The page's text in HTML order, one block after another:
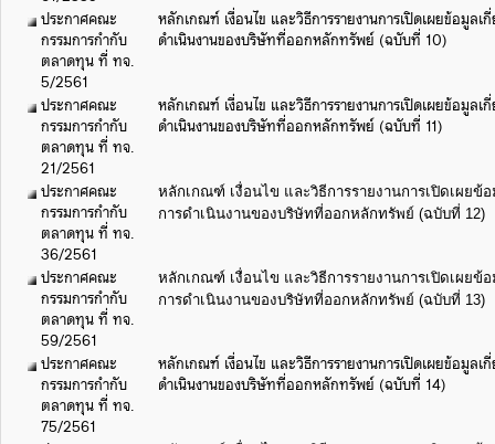
ประกาศคณะ
กรรมการกำกับ
ตลาดทุน ที่ ทจ.
5/2561
หลักเกณฑ์ เงื่อนไข และวิธีการรายงานการเปิดเผยข้อมูลเ
ดำเนินงานของบริษัทที่ออกหลักทรัพย์ (ฉบับที่ 10)
ประกาศคณะ
กรรมการกำกับ
ตลาดทุน ที่ ทจ.
21/2561
หลักเกณฑ์ เงื่อนไข และวิธีการรายงานการเปิดเผยข้อมูลเ
ดำเนินงานของบริษัทที่ออกหลักทรัพย์ (ฉบับที่ 11)
ประกาศคณะ
กรรมการกำกับ
ตลาดทุน ที่ ทจ.
36/2561
หลักเกณฑ์ เงื่อนไข และวิธีการรายงานการเปิดเผยข้
การดำเนินงานของบริษัทที่ออกหลักทรัพย์ (ฉบับที่ 12)
ประกาศคณะ
กรรมการกำกับ
ตลาดทุน ที่ ทจ.
59/2561
หลักเกณฑ์ เงื่อนไข และวิธีการรายงานการเปิดเผยข้
การดำเนินงานของบริษัทที่ออกหลักทรัพย์ (ฉบับที่ 13)
ประกาศคณะ
กรรมการกำกับ
ตลาดทุน ที่ ทจ.
75/2561
หลักเกณฑ์ เงื่อนไข และวิธีการรายงานการเปิดเผยข้อมูลเ
ดำเนินงานของบริษัทที่ออกหลักทรัพย์ (ฉบับที่ 14)